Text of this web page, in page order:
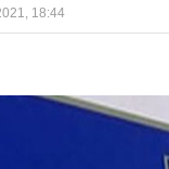
18:44